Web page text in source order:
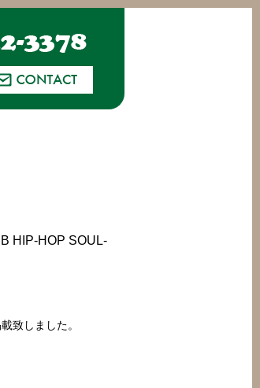
HIP-HOP SOUL-
致しました。